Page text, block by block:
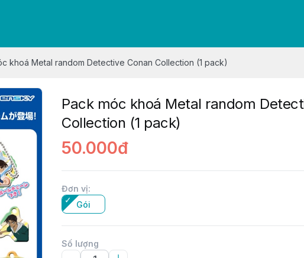
khoá Metal random Detective Conan Collection (1 pack)
Pack móc khoá Metal random
Collection (1 pack)
50.000đ
Đơn vị:
Gói
Số lượng